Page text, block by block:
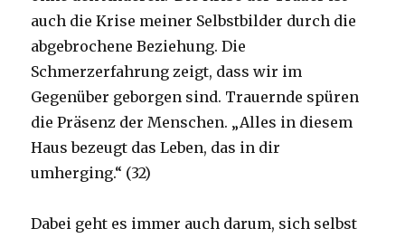
auch die Krise meiner Selbstbilder durch die
abgebrochene Beziehung. Die
Schmerzerfahrung zeigt, dass wir im
Gegenüber geborgen sind. Trauernde spüren
die Präsenz der Menschen. „Alles in diesem
Haus bezeugt das Leben, das in dir
umherging.“ (32)
Dabei geht es immer auch darum, sich selbst